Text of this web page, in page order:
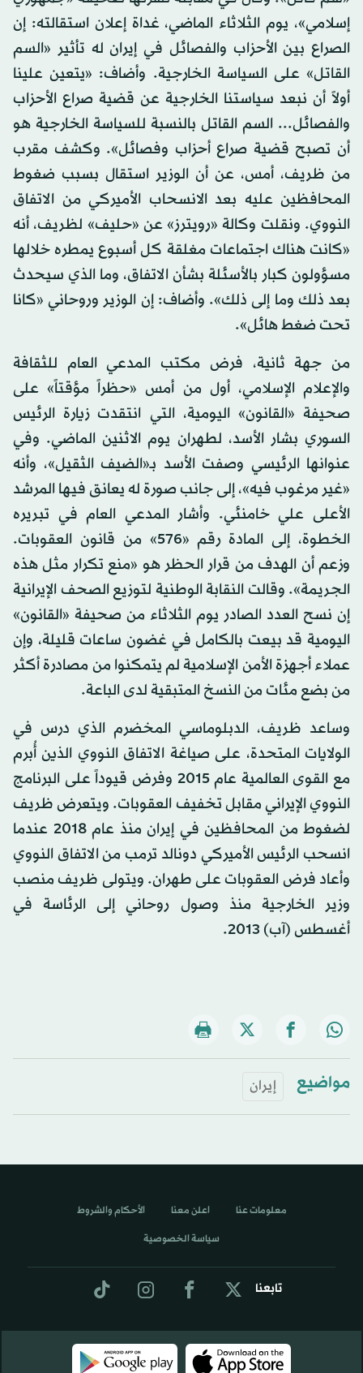
إسلامي»، يوم الثلاثاء الماضي، غداة إعلان استقالته: إن
الصراع بين الأحزاب والفصائل في إيران له تأثير «السم
القاتل» على السياسة الخارجية. وأضاف: «يتعين علينا
أولاً أن نبعد سياستنا الخارجية عن قضية صراع الأحزاب
والفصائل... السم القاتل بالنسبة للسياسة الخارجية هو
أن تصبح قضية صراع أحزاب وفصائل». وكشف مقرب
من ظريف، أمس، عن أن الوزير استقال بسبب ضغوط
المحافظين عليه بعد الانسحاب الأميركي من الاتفاق
النووي. ونقلت وكالة «رويترز» عن «حليف» لظريف، أنه
«كانت هناك اجتماعات مغلقة كل أسبوع يمطره خلالها
مسؤولون كبار بالأسئلة بشأن الاتفاق، وما الذي سيحدث
بعد ذلك وما إلى ذلك». وأضاف: إن الوزير وروحاني «كانا
تحت ضغط هائل».
من جهة ثانية، فرض مكتب المدعي العام للثقافة
والإعلام الإسلامي، أول من أمس «حظراً مؤقتاً» على
صحيفة «القانون» اليومية، التي انتقدت زيارة الرئيس
السوري بشار الأسد، لطهران يوم الاثنين الماضي. وفي
عنوانها الرئيسي وصفت الأسد بـ«الضيف الثقيل»، وأنه
«غير مرغوب فيه»، إلى جانب صورة له يعانق فيها المرشد
الأعلى علي خامنئي. وأشار المدعي العام في تبريره
الخطوة، إلى المادة رقم «576» من قانون العقوبات.
وزعم أن الهدف من قرار الحظر هو «منع تكرار مثل هذه
الجريمة». وقالت النقابة الوطنية لتوزيع الصحف الإيرانية
إن نسح العدد الصادر يوم الثلاثاء من صحيفة «القانون»
اليومية قد بيعت بالكامل في غضون ساعات قليلة، وإن
عملاء أجهزة الأمن الإسلامية لم يتمكنوا من مصادرة أكثر
من بضع مئات من النسخ المتبقية لدى الباعة.
وساعد ظريف، الدبلوماسي المخضرم الذي درس في
الولايات المتحدة، على صياغة الاتفاق النووي الذين أُبرم
مع القوى العالمية عام 2015 وفرض قيوداً على البرنامج
النووي الإيراني مقابل تخفيف العقوبات. ويتعرض ظريف
لضغوط من المحافظين في إيران منذ عام 2018 عندما
انسحب الرئيس الأميركي دونالد ترمب من الاتفاق النووي
وأعاد فرض العقوبات على طهران. ويتولى ظريف منصب
وزير الخارجية منذ وصول روحاني إلى الرئاسة في
أغسطس (آب) 2013.
مواضيع إيران
تابعنا
معلومات عنا اعلن معنا الأحكام والشروط
سياسة الخصوصية